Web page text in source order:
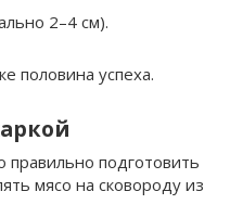
2–4 см).
половина успеха.
подготовить
мясо на сковороду из